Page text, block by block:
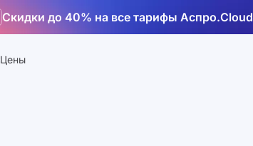
Скидки до 40% на все тарифы Аспро.Cloud
Цены